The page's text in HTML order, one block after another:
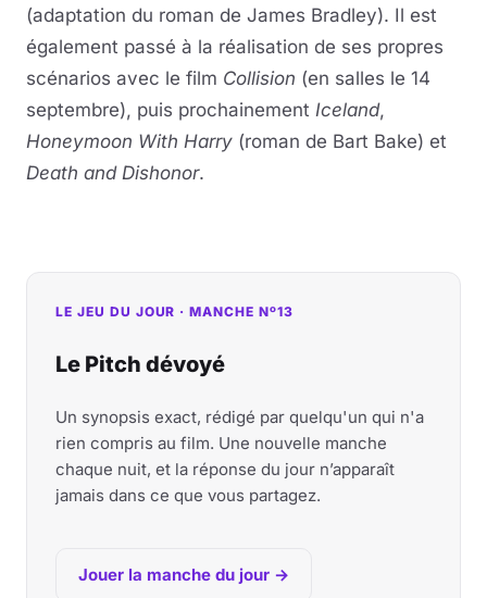
(adaptation du roman de James Bradley). Il est
également passé à la réalisation de ses propres
scénarios avec le film Collision (en salles le 14
septembre), puis prochainement Iceland,
Honeymoon With Harry (roman de Bart Bake) et
Death and Dishonor.
LE JEU DU JOUR · MANCHE Nº13
Le Pitch dévoyé
Un synopsis exact, rédigé par quelqu'un qui n'a
rien compris au film. Une nouvelle manche
chaque nuit, et la réponse du jour n’apparaît
jamais dans ce que vous partagez.
Jouer la manche du jour →